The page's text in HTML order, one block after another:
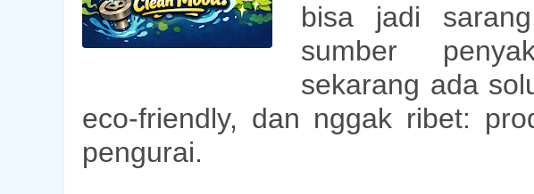
bisa jadi
sumber
sekarang ada
eco-friendly, dan nggak ribet:
pengurai.